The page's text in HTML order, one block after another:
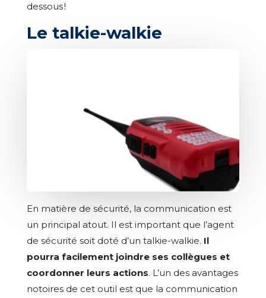
dessous !
Le talkie-walkie
En matière de sécurité, la communication est
un principal atout. Il est important que l’agent
de sécurité soit doté d’un talkie-walkie. Il
pourra facilement joindre ses collègues et
coordonner leurs actions. L’un des avantages
notoires de cet outil est que la communication